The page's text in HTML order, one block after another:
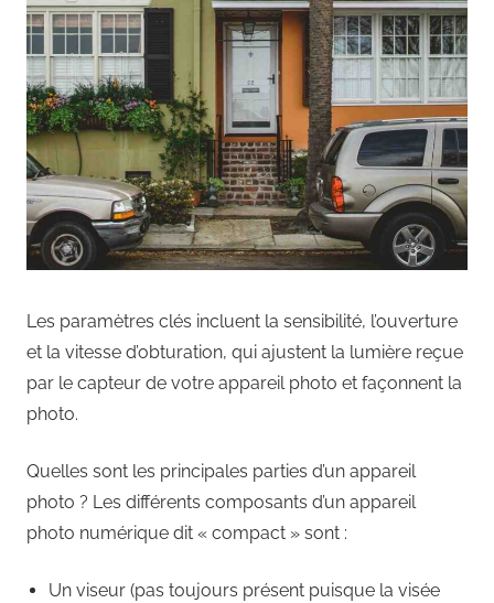
Les paramètres clés incluent la sensibilité, l’ouverture
et la vitesse d’obturation, qui ajustent la lumière reçue
par le capteur de votre appareil photo et façonnent la
photo.
Quelles sont les principales parties d’un appareil
photo ? Les différents composants d’un appareil
photo numérique dit « compact » sont :
Un viseur (pas toujours présent puisque la visée